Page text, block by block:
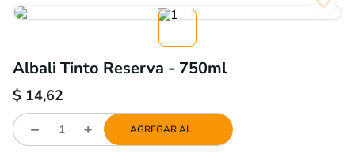
Albali Tinto Reserva - 750ml
$ 14,62
AGREGAR AL